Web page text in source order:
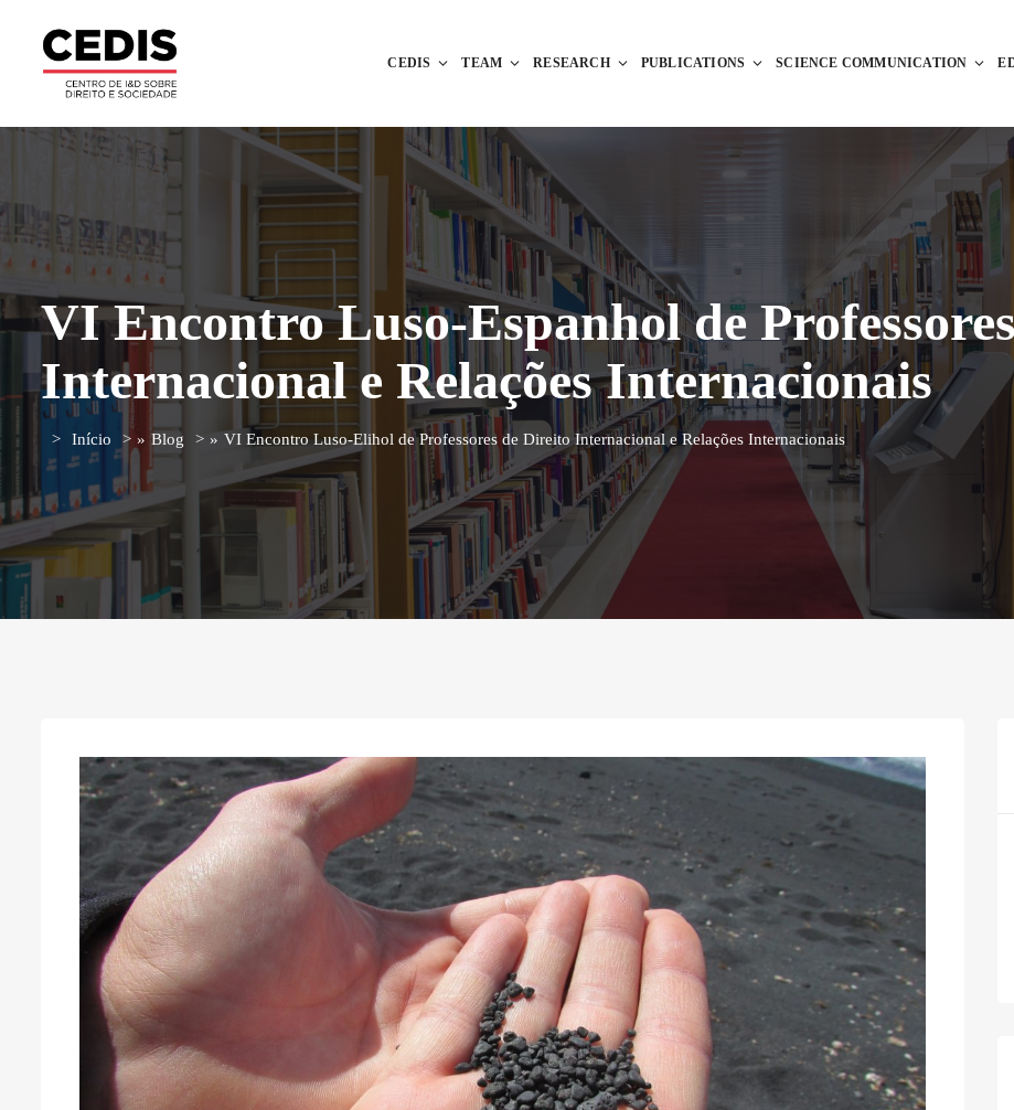
CEDIS TEAM RESEARCH PUBLICATIONS SCIENCE COMMUNICATION
VI Encontro Luso-Espanhol de
Internacional e Relações Internacionais
Início » Blog » VI Encontro Luso-Elihol de Professores de Direito Internacional e Relações Internacionais